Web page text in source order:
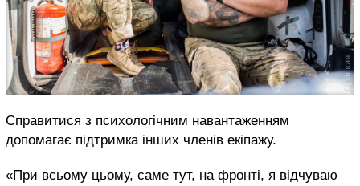
Справитися з психологічним навантаженням
допомагає підтримка інших членів екіпажу.
«При всьому цьому, саме тут, на фронті, я відчуваю